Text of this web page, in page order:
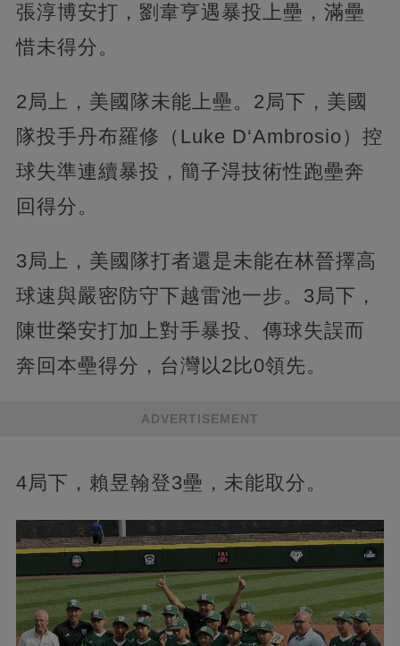
張淳博安打，劉韋亨遇暴投上壘，滿壘
惜未得分。
2局上，美國隊未能上壘。2局下，美國
隊投手丹布羅修（Luke D‘Ambrosio）控
球失準連續暴投，簡子淂技術性跑壘奔
回得分。
3局上，美國隊打者還是未能在林晉擇高
球速與嚴密防守下越雷池一步。3局下，
陳世榮安打加上對手暴投、傳球失誤而
奔回本壘得分，台灣以2比0領先。
ADVERTISEMENT
4局下，賴昱翰登3壘，未能取分。